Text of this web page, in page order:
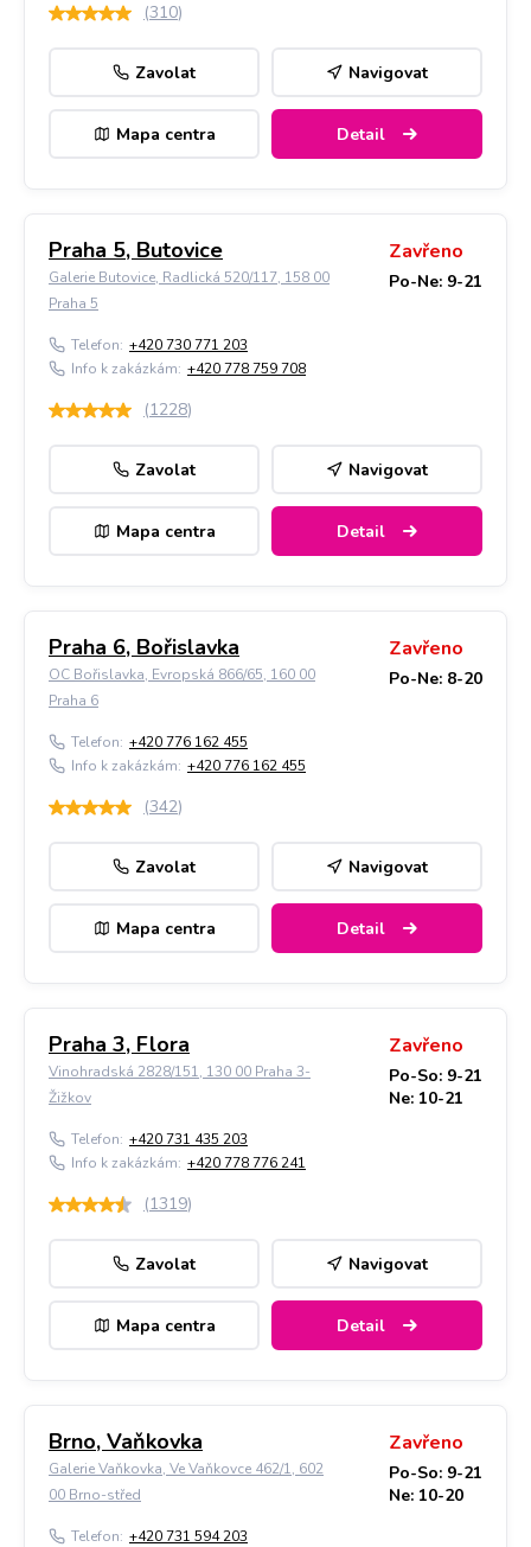
(310)
Zavolat Navigovat
Mapa centra Detail
Praha 5, Butovice
Galerie Butovice, Radlická 520/117, 158 00
Praha 5
Zavřeno
Po-Ne: 9-21
Telefon: +420 730 771 203
Info k zakázkám: +420 778 759 708
(1228)
Zavolat Navigovat
Mapa centra Detail
Praha 6, Bořislavka
OC Bořislavka, Evropská 866/65, 160 00
Praha 6
Zavřeno
Po-Ne: 8-20
Telefon: +420 776 162 455
Info k zakázkám: +420 776 162 455
(342)
Zavolat Navigovat
Mapa centra Detail
Praha 3, Flora
Vinohradská 2828/151, 130 00 Praha 3-
Žižkov
Zavřeno
Po-So: 9-21
Ne: 10-21
Telefon: +420 731 435 203
Info k zakázkám: +420 778 776 241
(1319)
Zavolat Navigovat
Mapa centra Detail
Brno, Vaňkovka
Galerie Vaňkovka, Ve Vaňkovce 462/1, 602
00 Brno-střed
Zavřeno
Po-So: 9-21
Ne: 10-20
Telefon: +420 731 594 203